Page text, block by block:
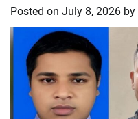
Posted on July 8, 2026 by